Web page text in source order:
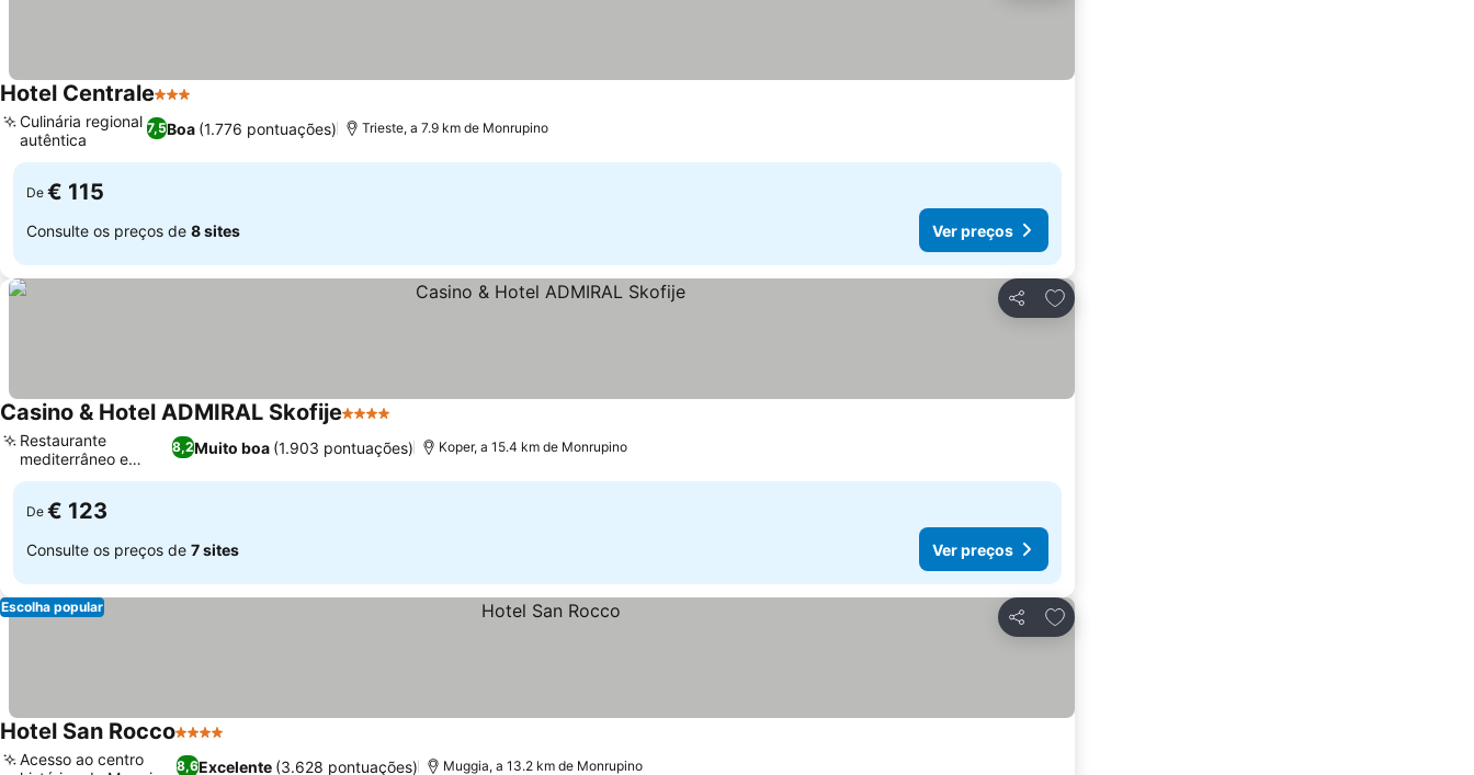
Hotel Centrale3 Estrelas
7,5Boa (1.776 pontuações)
Culinária regional
autêntica
Trieste, a 7.9 km de Monrupino
De € 115
Consulte os preços de 8 sites Ver preços
Partilhar
Adicionar aos favoritos
Casino & Hotel ADMIRAL Skofije4 Estrelas
8,2Muito boa (1.903 pontuações)
Restaurante
mediterrâneo e
regional
Koper, a 15.4 km de Monrupino
De € 123
Consulte os preços de 7 sites Ver preços
Partilhar
Adicionar aos favoritos
Escolha popular
Hotel San Rocco4 Estrelas
8,6Excelente (3.628 pontuações)
Acesso ao centro
Muggia, a 13.2 km de Monrupino